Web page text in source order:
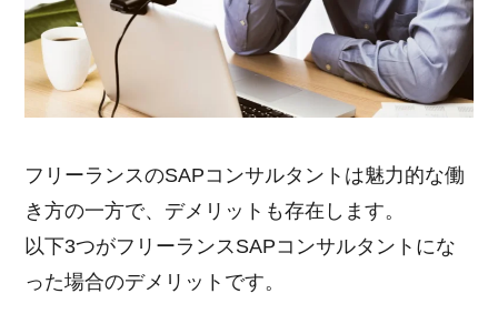
フリーランスのSAPコンサルタントは魅力的な働
き方の一方で、デメリットも存在します。
以下3つがフリーランスSAPコンサルタントにな
った場合のデメリットです。